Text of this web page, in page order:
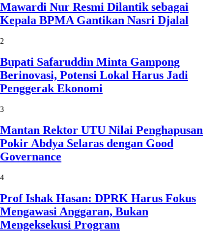
Mawardi Nur Resmi Dilantik sebagai
Kepala BPMA Gantikan Nasri Djalal
2
Bupati Safaruddin Minta Gampong
Berinovasi, Potensi Lokal Harus Jadi
Penggerak Ekonomi
3
Mantan Rektor UTU Nilai Penghapusan
Pokir Abdya Selaras dengan Good
Governance
4
Prof Ishak Hasan: DPRK Harus Fokus
Mengawasi Anggaran, Bukan
Mengeksekusi Program